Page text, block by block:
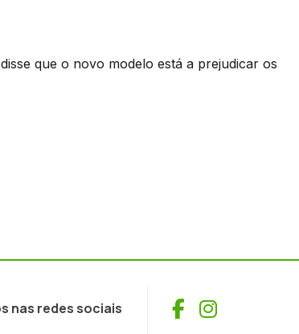
que o novo modelo está a prejudicar os
nas redes sociais Facebook
Instagram